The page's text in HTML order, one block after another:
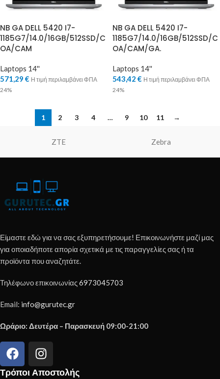
NB GA DELL 5420 I7-
1185G7/14.0/16GB/512SSD/C
OA/CAM
Laptops 14''
571,29 € Η τιμή περιλαμβάνει ΦΠΑ
24%
NB GA DELL 5420 I7-
1185G7/14.0/16GB/512SSD/C
OA/CAM/GA.
Laptops 14''
543,42 € Η τιμή περιλαμβάνει ΦΠΑ
24%
1 2 3 4 … 9 10 11 →
ZTE Zebra
Είμαστε εδώ για να σας εξυπηρετήσουμε! Επικοινωνήστε μαζί μας
για οποιαδήποτε απορία σχετικά με τις παραγγελίες σας ή τα
προϊόντα που αναζητάτε.
Τηλέφωνο επικοινωνίας6973045703
Email: info@gurutec.gr
Ωράριο: Δευτέρα – Παρασκευή 09:00-21:00
Τρόποι Αποστολής